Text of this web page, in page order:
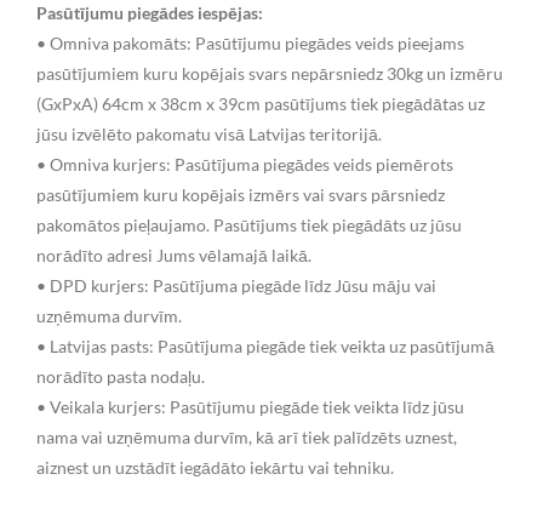
Pasūtījumu piegādes iespējas:
• Omniva pakomāts: Pasūtījumu piegādes veids pieejams
pasūtījumiem kuru kopējais svars nepārsniedz 30kg un izmēru
(GxPxA) 64cm x 38cm x 39cm pasūtījums tiek piegādātas uz
jūsu izvēlēto pakomatu visā Latvijas teritorijā.
• Omniva kurjers: Pasūtījuma piegādes veids piemērots
pasūtījumiem kuru kopējais izmērs vai svars pārsniedz
pakomātos pieļaujamo. Pasūtījums tiek piegādāts uz jūsu
norādīto adresi Jums vēlamajā laikā.
• DPD kurjers: Pasūtījuma piegāde līdz Jūsu māju vai
uzņēmuma durvīm.
• Latvijas pasts: Pasūtījuma piegāde tiek veikta uz pasūtījumā
norādīto pasta nodaļu.
• Veikala kurjers: Pasūtījumu piegāde tiek veikta līdz jūsu
nama vai uzņēmuma durvīm, kā arī tiek palīdzēts uznest,
aiznest un uzstādīt iegādāto iekārtu vai tehniku.